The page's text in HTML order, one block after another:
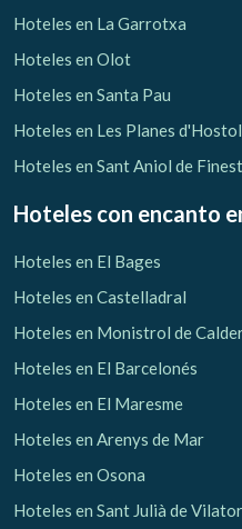
Hoteles en La Garrotxa
Hoteles en Olot
Hoteles en Santa Pau
Hoteles en Les Planes
Hoteles en Sant Aniol de
Hoteles con encanto
Hoteles en El Bages
Hoteles en Castelladral
Hoteles en Monistrol de
Hoteles en El Barcelonés
Hoteles en El Maresme
Hoteles en Arenys de Mar
Hoteles en Osona
Hoteles en Sant Julià de